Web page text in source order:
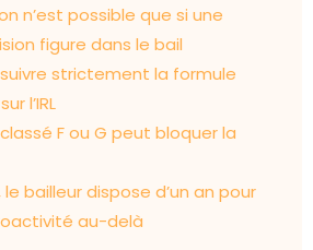
n’est possible que si une
figure dans le bail
strictement la formule
l’IRL
F ou G peut bloquer la
le bailleur dispose d’un an pour
au-delà